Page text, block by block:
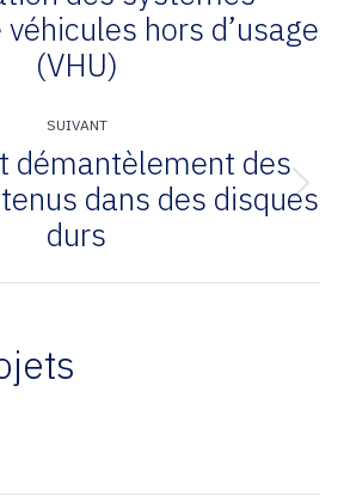
Onglet
précédent
hors d’usage
(VHU)
SUIVANT
Projets
similaires
démantèlement des
dans des disques
durs